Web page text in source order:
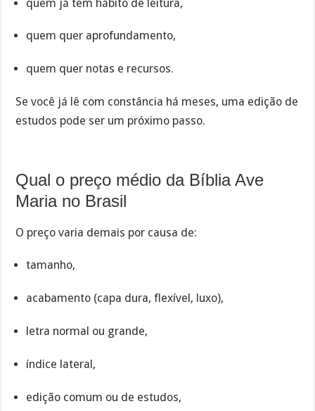
quem já tem hábito de leitura,
quem quer aprofundamento,
quem quer notas e recursos.
Se você já lê com constância há meses, uma edição de
estudos pode ser um próximo passo.
Qual o preço médio da Bíblia Ave
Maria no Brasil
O preço varia demais por causa de:
tamanho,
acabamento (capa dura, flexível, luxo),
letra normal ou grande,
índice lateral,
edição comum ou de estudos,